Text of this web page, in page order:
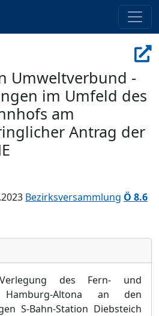
Umweltverbund -
im Umfeld des
am
Antrag der
Bezirksversammlung Ö 8.6
des Fern- und
Hamburg-Altona an den
S-Bahn-Station Diebsteich